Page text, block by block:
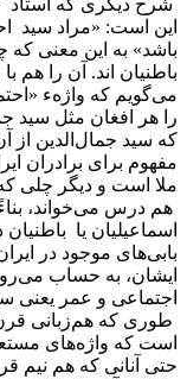
شرح دیگری که استاد
این است: «مراد سید
باشد» به این معنی که
باطنیان اند. آن را هم
می‌گویم که واژهء
را هر افغان مثل سید
که سید جمال‌الدین از
مفهوم برای برادران
ملا است و دیگر چلی
هم درس می‌خواند،
اسماعیلیان یا
بابی‌های موجود در
ایشان، به حساب
اجتماعی و عمر یعنی
طوری که هم‌زبانی
است که واژه‌های
حتی آنانی که هم نیم